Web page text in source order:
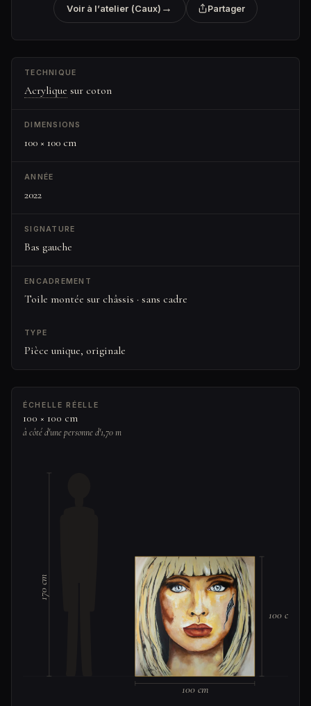
Voir à l’atelier (Caux) → Partager
TECHNIQUE
Acrylique sur coton
DIMENSIONS
100 × 100 cm
ANNÉE
2022
SIGNATURE
Bas gauche
ENCADREMENT
Toile montée sur châssis · sans cadre
TYPE
Pièce unique, originale
ÉCHELLE RÉELLE
100 × 100 cm
à côté d'une personne d'1,70 m
100 cm
100 cm
170 cm